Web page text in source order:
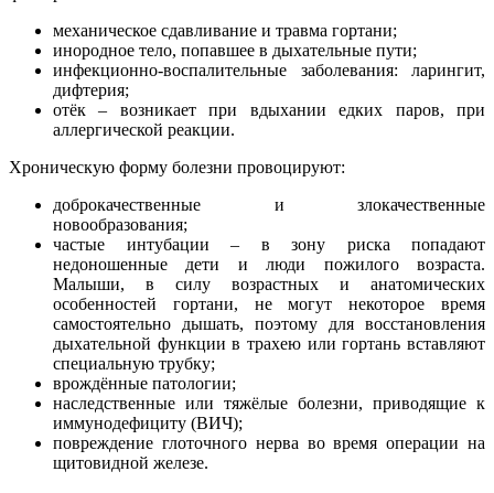
механическое сдавливание и травма гортани;
инородное тело, попавшее в дыхательные пути;
инфекционно-воспалительные заболевания: ларингит,
дифтерия;
отёк – возникает при вдыхании едких паров, при
аллергической реакции.
Хроническую форму болезни провоцируют:
доброкачественные и злокачественные
новообразования;
частые интубации – в зону риска попадают
недоношенные дети и люди пожилого возраста.
Малыши, в силу возрастных и анатомических
особенностей гортани, не могут некоторое время
самостоятельно дышать, поэтому для восстановления
дыхательной функции в трахею или гортань вставляют
специальную трубку;
врождённые патологии;
наследственные или тяжёлые болезни, приводящие к
иммунодефициту (ВИЧ);
повреждение глоточного нерва во время операции на
щитовидной железе.